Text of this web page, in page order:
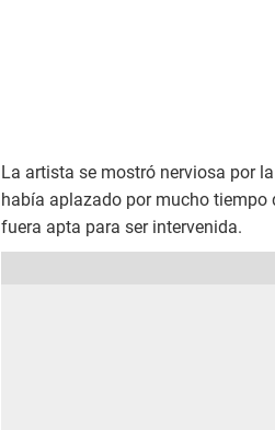
La artista se mostró nerviosa por
había aplazado por mucho tiempo
fuera apta para ser intervenida.